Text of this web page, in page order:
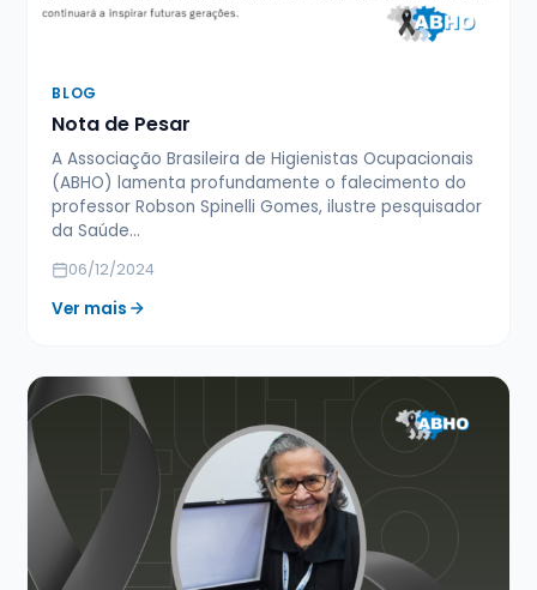
BLOG
Nota de Pesar
A Associação Brasileira de Higienistas Ocupacionais
(ABHO) lamenta profundamente o falecimento do
professor Robson Spinelli Gomes, ilustre pesquisador
da Saúde…
06/12/2024
Ver mais